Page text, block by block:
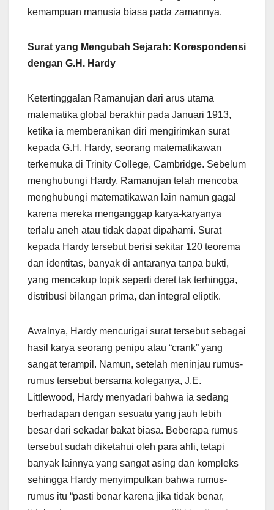
kemampuan manusia biasa pada zamannya.
Surat yang Mengubah Sejarah: Korespondensi
dengan G.H. Hardy
Ketertinggalan Ramanujan dari arus utama
matematika global berakhir pada Januari 1913,
ketika ia memberanikan diri mengirimkan surat
kepada G.H. Hardy, seorang matematikawan
terkemuka di Trinity College, Cambridge. Sebelum
menghubungi Hardy, Ramanujan telah mencoba
menghubungi matematikawan lain namun gagal
karena mereka menganggap karya-karyanya
terlalu aneh atau tidak dapat dipahami. Surat
kepada Hardy tersebut berisi sekitar 120 teorema
dan identitas, banyak di antaranya tanpa bukti,
yang mencakup topik seperti deret tak terhingga,
distribusi bilangan prima, dan integral eliptik.
Awalnya, Hardy mencurigai surat tersebut sebagai
hasil karya seorang penipu atau “crank” yang
sangat terampil. Namun, setelah meninjau rumus-
rumus tersebut bersama koleganya, J.E.
Littlewood, Hardy menyadari bahwa ia sedang
berhadapan dengan sesuatu yang jauh lebih
besar dari sekadar bakat biasa. Beberapa rumus
tersebut sudah diketahui oleh para ahli, tetapi
banyak lainnya yang sangat asing dan kompleks
sehingga Hardy menyimpulkan bahwa rumus-
rumus itu “pasti benar karena jika tidak benar,